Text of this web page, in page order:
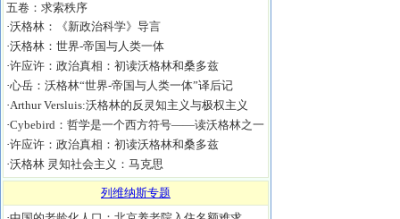
五卷：求索秩序
·沃格林：《新政治科学》导言
·沃格林：世界-帝国与人类一体
·许应许：政治真相：初读沃格林和桑多兹
·心岳：沃格林“世界-帝国与人类一体”译后记
·Arthur Versluis:沃格林的反灵知主义与极权主义
·Cybebird：哲学是一个西方符号――读沃格林之一
·许应许：政治真相：初读沃格林和桑多兹
·沃格林 灵知社会主义：马克思
列维纳斯专题